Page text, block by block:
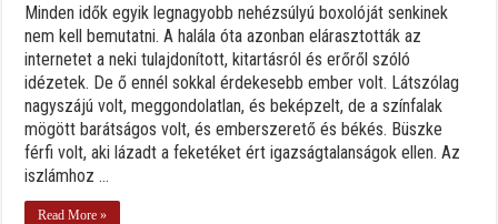
Minden idők egyik legnagyobb nehézsúlyú boxolóját senkinek
nem kell bemutatni. A halála óta azonban elárasztották az
internetet a neki tulajdonított, kitartásról és erőről szóló
idézetek. De ő ennél sokkal érdekesebb ember volt. Látszólag
nagyszájú volt, meggondolatlan, és beképzelt, de a színfalak
mögött barátságos volt, és emberszerető és békés. Büszke
férfi volt, aki lázadt a feketéket ért igazságtalanságok ellen. Az
iszlámhoz ...
Read More »